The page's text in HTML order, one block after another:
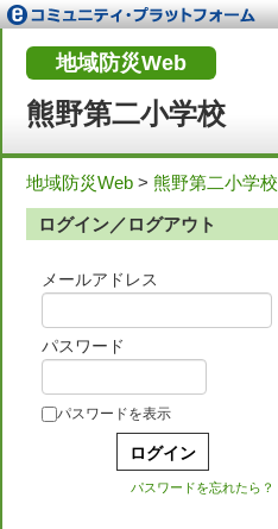
熊野第二小学校
地域防災Web
地域防災Web > 熊野第二小学校
ログイン／ログアウト
メールアドレス
パスワード
パスワードを表示
パスワードを忘れたら？